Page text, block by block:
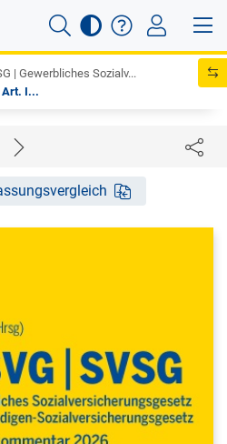
| Gewerbliches Sozialv...
Art. I...